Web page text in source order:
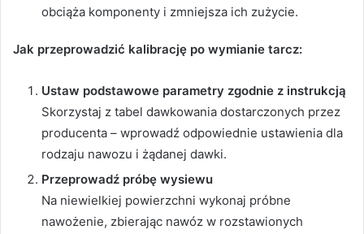
obciąża komponenty i zmniejsza ich zużycie.
Jak przeprowadzić kalibrację po wymianie tarcz:
Ustaw podstawowe parametry zgodnie z instrukcją
Skorzystaj z tabel dawkowania dostarczonych przez
producenta – wprowadź odpowiednie ustawienia dla
rodzaju nawozu i żądanej dawki.
Przeprowadź próbę wysiewu
Na niewielkiej powierzchni wykonaj próbne
nawożenie, zbierając nawóz w rozstawionych